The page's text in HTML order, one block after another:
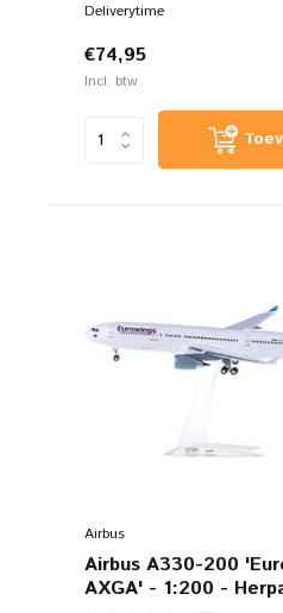
Deliverytime
€74,95
Incl. btw
Airbus
Airbus A330-200
AXGA' - 1:200 -